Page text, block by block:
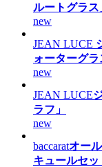
ルートグラス
new
JEAN LUCE
ォーターグラ
new
JEAN LUCE
ラフ」
new
baccaratオー
キュールセッ